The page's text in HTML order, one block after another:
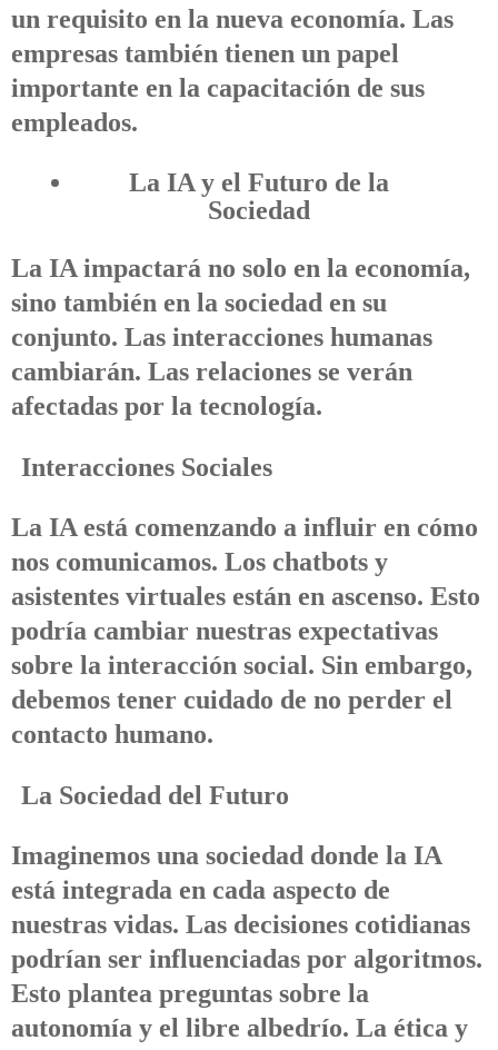
un requisito en la nueva economía. Las
empresas también tienen un papel
importante en la capacitación de sus
empleados.
La IA y el Futuro de la
Sociedad
La IA impactará no solo en la economía,
sino también en la sociedad en su
conjunto. Las interacciones humanas
cambiarán. Las relaciones se verán
afectadas por la tecnología.
Interacciones Sociales
La IA está comenzando a influir en cómo
nos comunicamos. Los chatbots y
asistentes virtuales están en ascenso. Esto
podría cambiar nuestras expectativas
sobre la interacción social. Sin embargo,
debemos tener cuidado de no perder el
contacto humano.
La Sociedad del Futuro
Imaginemos una sociedad donde la IA
está integrada en cada aspecto de
nuestras vidas. Las decisiones cotidianas
podrían ser influenciadas por algoritmos.
Esto plantea preguntas sobre la
autonomía y el libre albedrío. La ética y